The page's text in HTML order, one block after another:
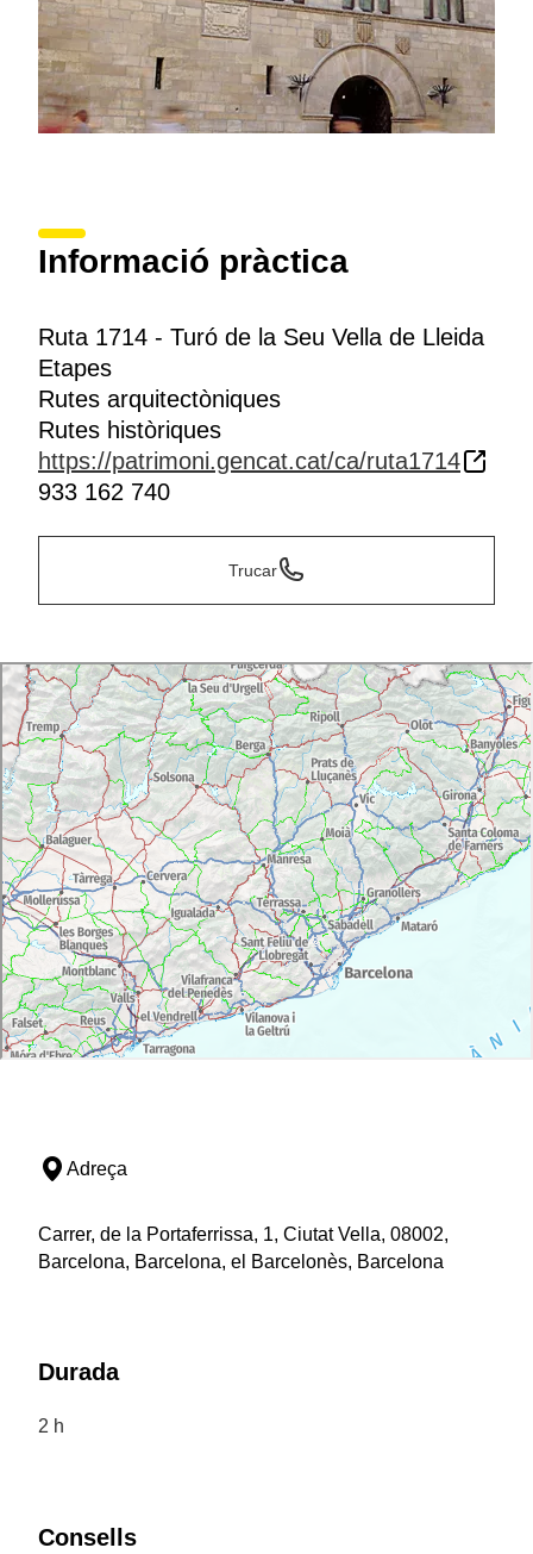
Informació pràctica
Ruta 1714 - Turó de la Seu Vella de Lleida
Etapes
Rutes arquitectòniques
Rutes històriques
https://patrimoni.gencat.cat/ca/ruta1714
933 162 740
Trucar
Adreça
Carrer, de la Portaferrissa, 1, Ciutat Vella, 08002,
Barcelona, Barcelona, el Barcelonès, Barcelona
Durada
2 h
Consells